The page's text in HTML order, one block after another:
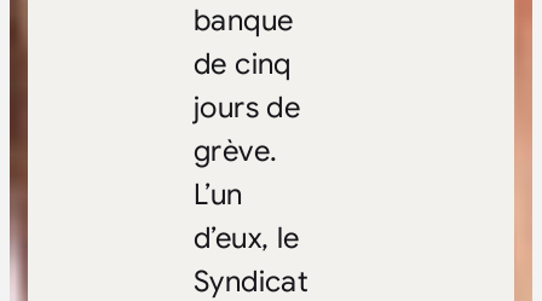
banque
de cinq
jours de
grève.
L’un
d’eux, le
Syndicat